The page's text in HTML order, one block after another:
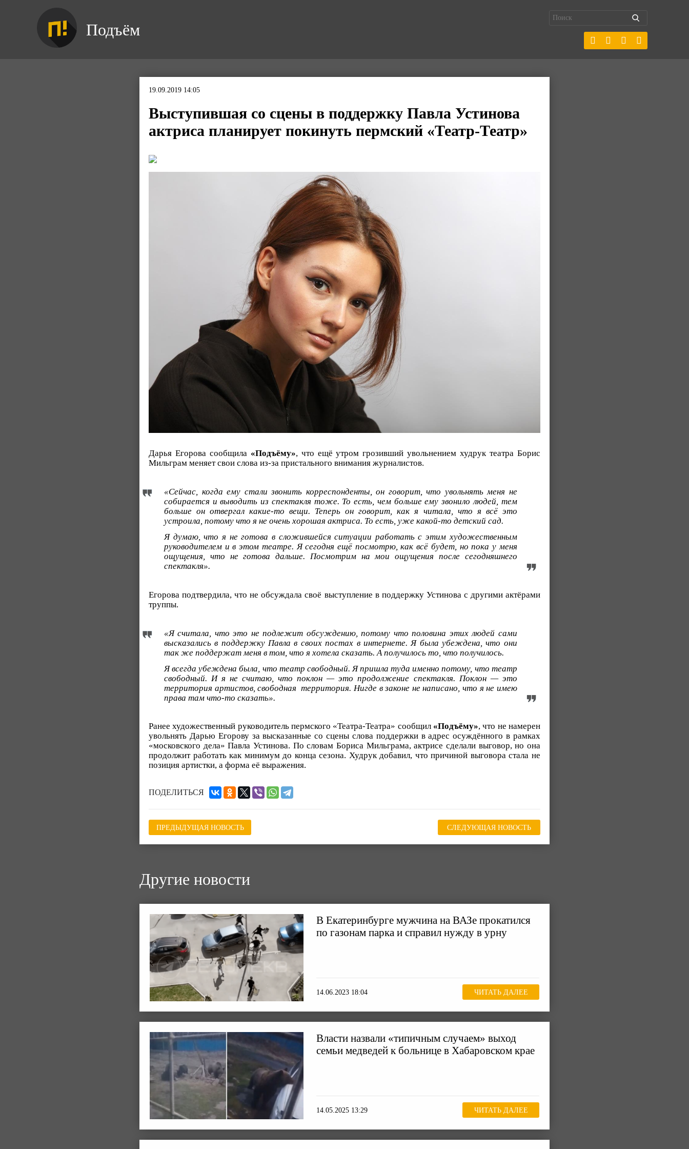
Подъём
19.09.2019 14:05
Выступившая со сцены в поддержку Павла Устинова
актриса планирует покинуть пермский «Театр-Театр»
Дарья Егорова сообщила «Подъёму», что ещё утром грозивший увольнением худрук театра Борис
Мильграм меняет свои слова из-за пристального внимания журналистов.
«Сейчас, когда ему стали звонить корреспонденты, он говорит, что увольнять меня не
собирается и выводить из спектакля тоже. То есть, чем больше ему звонило людей, тем
больше он отвергал какие-то вещи. Теперь он говорит, как я читала, что я всё это
устроила, потому что я не очень хорошая актриса. То есть, уже какой-то детский сад.
Я думаю, что я не готова в сложившейся ситуации работать с этим художественным
руководителем и в этом театре. Я сегодня ещё посмотрю, как всё будет, но пока у меня
ощущения, что не готова дальше. Посмотрим на мои ощущения после сегодняшнего
спектакля».
Егорова подтвердила, что не обсуждала своё выступление в поддержку Устинова с другими актёрами
труппы.
«Я считала, что это не подлежит обсуждению, потому что половина этих людей сами
высказались в поддержку Павла в своих постах в интернете. Я была убеждена, что они
так же поддержат меня в том, что я хотела сказать. А получилось то, что получилось.
Я всегда убеждена была, что театр свободный. Я пришла туда именно потому, что театр
свободный. И я не считаю, что поклон — это продолжение спектакля. Поклон — это
территория артистов, свободная территория. Нигде в законе не написано, что я не имею
права там что-то сказать».
Ранее художественный руководитель пермского «Театра-Театра» сообщил «Подъёму», что не намерен
увольнять Дарью Егорову за высказанные со сцены слова поддержки в адрес осуждённого в рамках
«московского дела» Павла Устинова. По словам Бориса Мильграма, актрисе сделали выговор, но она
продолжит работать как минимум до конца сезона. Худрук добавил, что причиной выговора стала не
позиция артистки, а форма её выражения.
ПОДЕЛИТЬСЯ
ПРЕДЫДУЩАЯ НОВОСТЬ СЛЕДУЮЩАЯ НОВОСТЬ
Другие новости
В Екатеринбурге мужчина на ВАЗе прокатился
по газонам парка и справил нужду в урну
14.06.2023 18:04 ЧИТАТЬ ДАЛЕЕ
Власти назвали «типичным случаем» выход
семьи медведей к больнице в Хабаровском крае
14.05.2025 13:29 ЧИТАТЬ ДАЛЕЕ